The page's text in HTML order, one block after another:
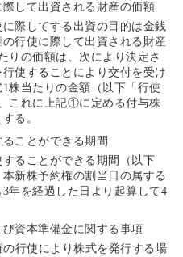
して出資される財産の価額
際してする出資の目的は金銭
行使に際して出資される財産
りの価額は、次により決定さ
使することにより交付を受け
株当たりの金額（以下「行使
これに上記①に定める付与株
る。
ことができる期間
ることができる期間（以下
本新株予約権の割当日の属する
年を経過した日より起算して4
資本準備金に関する事項
行使により株式を発行する場